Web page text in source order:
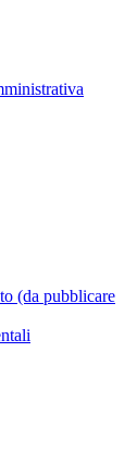
(da pubblicare